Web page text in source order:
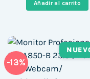
562,00 €.
Añadir al carrito
-13%